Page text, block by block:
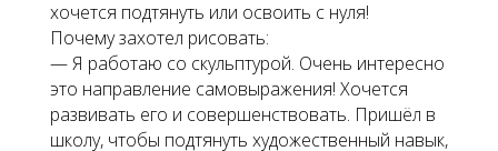
хочется подтянуть или освоить с нуля!
Почему захотел рисовать:
— Я работаю со скульптурой. Очень интересно
это направление самовыражения! Хочется
развивать его и совершенствовать. Пришёл в
школу, чтобы подтянуть художественный навык,